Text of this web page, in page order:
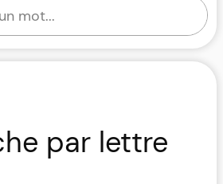
par lettre